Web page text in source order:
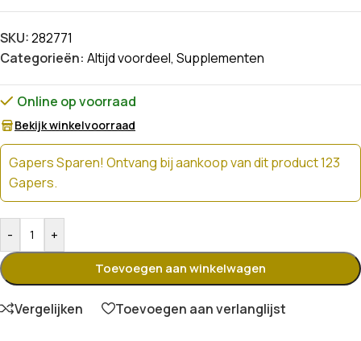
SKU:282771
Categorieën: Altijd voordeel, Supplementen
Online op voorraad
Bekijk winkelvoorraad
Gapers Sparen! Ontvang bij aankoop van dit product 123
Gapers.
- +
Toevoegen aan winkelwagen
Vergelijken Toevoegen aan verlanglijst